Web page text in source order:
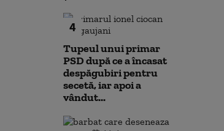
4
Tupeul unui primar
PSD după ce a încasat
despăgubiri pentru
secetă, iar apoi a
vândut...